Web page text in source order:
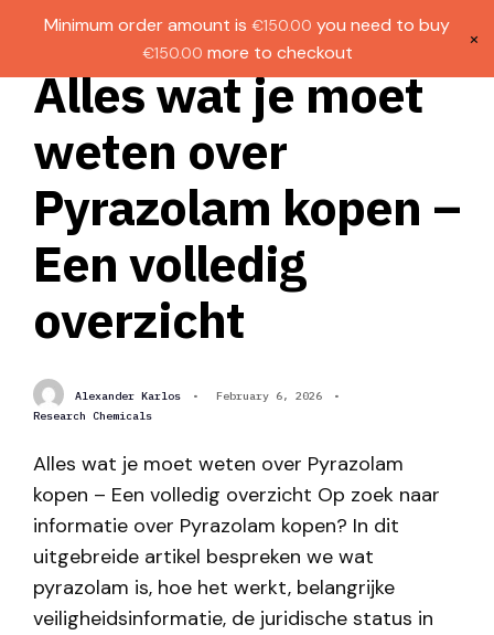
€1000.
Alles wat je moet
weten over
Pyrazolam kopen –
Een volledig
overzicht
Alexander Karlos • February 6, 2026
•
Research Chemicals
Alles wat je moet weten over Pyrazolam
kopen – Een volledig overzicht Op zoek naar
informatie over Pyrazolam kopen? In dit
uitgebreide artikel bespreken we wat
pyrazolam is, hoe het werkt, belangrijke
veiligheidsinformatie, de juridische status in
Minimum order amount is €150.00 you need to buy
€150.00 more to checkout
×